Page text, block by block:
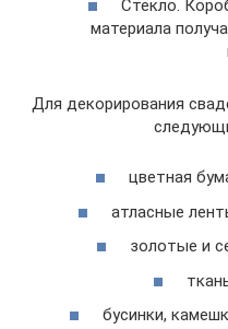
Стекло.
материала
Для декорирования
цветная
атласные
золотые и
бусинки,